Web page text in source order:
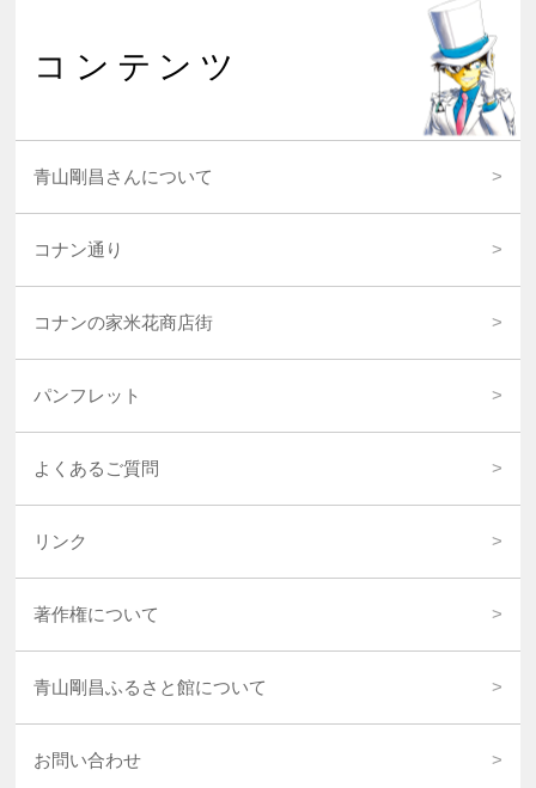
コンテンツ
青山剛昌さんについて
コナン通り
コナンの家米花商店街
パンフレット
よくあるご質問
リンク
著作権について
青山剛昌ふるさと館について
お問い合わせ